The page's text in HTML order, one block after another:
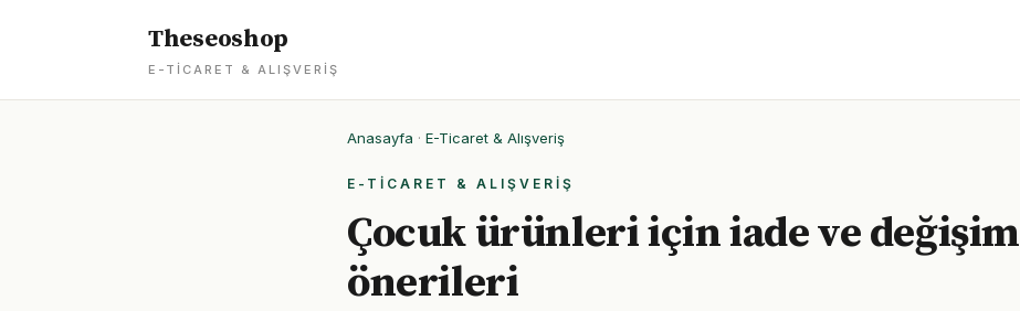
Theseoshop
E-TICARET & ALIŞVERIŞ
Anasayfa · E-Ticaret & Alışveriş
E-TICARET & ALIŞVERIŞ
Çocuk ürünleri için iade ve değişim
önerileri